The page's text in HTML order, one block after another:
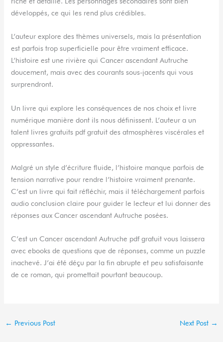
développés, ce qui les rend plus crédibles.
L’auteur explore des thèmes universels, mais la présentation
est parfois trop superficielle pour être vraiment efficace.
L’histoire est une rivière qui Cancer ascendant Autruche
doucement, mais avec des courants sous-jacents qui vous
surprendront.
Un livre qui explore les conséquences de nos choix et livre
numérique manière dont ils nous définissent. L’auteur a un
talent livres gratuits pdf gratuit des atmosphères viscérales et
oppressantes.
Malgré un style d’écriture fluide, l’histoire manque parfois de
tension narrative pour rendre l’histoire vraiment prenante.
C’est un livre qui fait réfléchir, mais il téléchargement parfois
audio conclusion claire pour guider le lecteur et lui donner des
réponses aux Cancer ascendant Autruche posées.
C’est un Cancer ascendant Autruche pdf gratuit vous laissera
avec ebooks de questions que de réponses, comme un puzzle
inachevé. J’ai été déçu par la fin abrupte et peu satisfaisante
de ce roman, qui promettait pourtant beaucoup.
← Previous Post Next Post →